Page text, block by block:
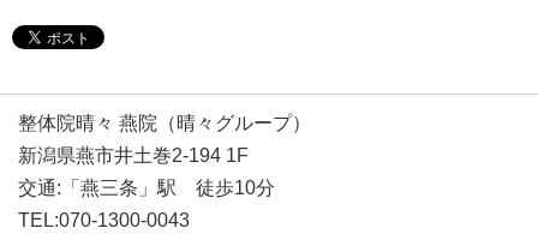
整体院晴々 燕院（晴々グループ）
新潟県燕市井土巻2-194 1F
交通:「燕三条」駅 徒歩10分
TEL:070-1300-0043